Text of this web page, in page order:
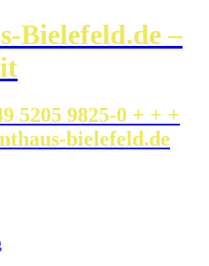
Bielefeld.de –
5205 9825-0 + + +
bielefeld.de